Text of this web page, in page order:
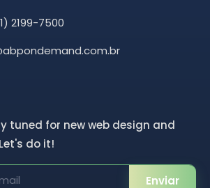
2199-7500
tuned for new web design and
do it!
Enviar